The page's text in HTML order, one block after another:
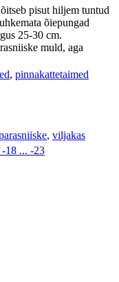
pisut hiljem tuntud
õiepungad
25-30 cm.
muld, aga
, pinnakattetaimed
, viljakas
18 ... -23